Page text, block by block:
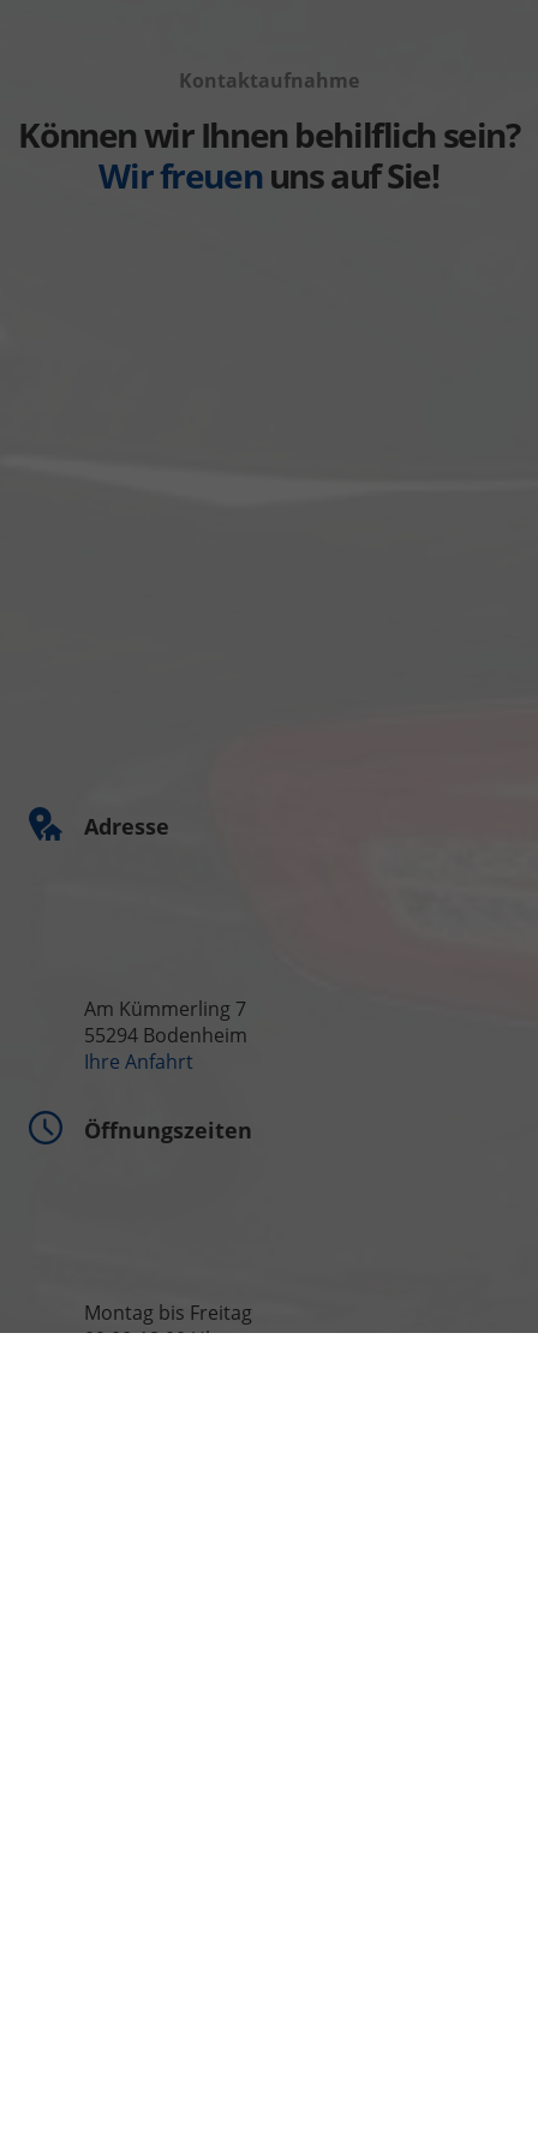
anzeigen
Kontaktaufnahme
Können wir Ihnen behilflich sein?
Wir freuenuns auf Sie!
Adresse
Am Kümmerling 7
55294 Bodenheim
Ihre Anfahrt
Öffnungszeiten
Montag bis Freitag
09:00-18:00 Uhr